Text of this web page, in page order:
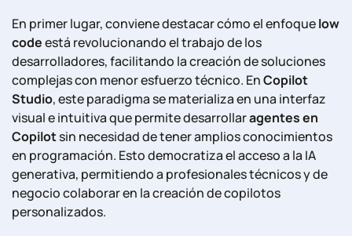
En primer lugar, conviene destacar cómo el enfoquelow
codeestá revolucionando el trabajo de los
desarrolladores, facilitando la creación de soluciones
complejas con menor esfuerzo técnico. EnCopilot
Studio, este paradigma se materializa en una interfaz
visual e intuitiva que permite desarrollaragentes en
Copilotsin necesidad de tener amplios conocimientos
en programación. Esto democratiza el acceso a la IA
generativa, permitiendo a profesionales técnicos y de
negocio colaborar en la creación de copilotos
personalizados.